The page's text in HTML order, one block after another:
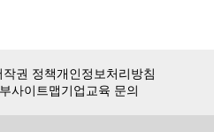
작권 정책개인정보처리방침
사이트맵기업교육 문의